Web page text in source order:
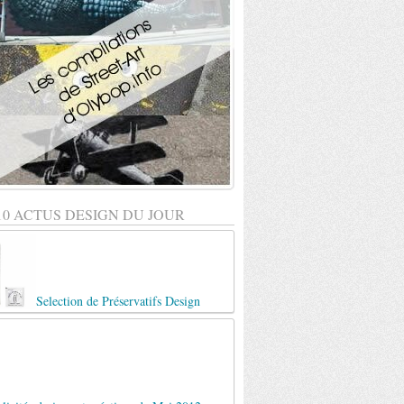
ACTUS DESIGN DU JOUR
Selection de Préservatifs Design